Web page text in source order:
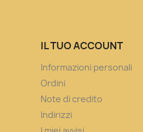
IL TUO ACCOUNT
Informazioni personali
Ordini
Note di credito
Indirizzi